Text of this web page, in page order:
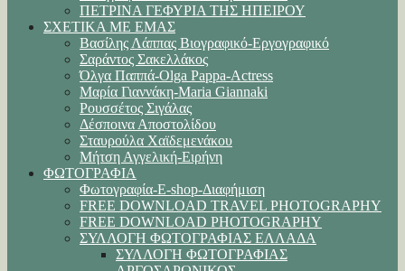
ΠΕΤΡΙΝΑ ΓΕΦΥΡΙΑ ΤΗΣ ΗΠΕΙΡΟΥ
ΣΧΕΤΙΚΑ ΜΕ ΕΜΑΣ
Βασίλης Λάππας Βιογραφικό-Εργογραφικό
Σαράντος Σακελλάκος
Όλγα Παππά-Olga Pappa-Αctress
Μαρία Γιαννάκη-Maria Giannaki
Ρουσσέτος Σιγάλας
Δέσποινα Αποστολίδου
Σταυρούλα Χαϊδεμενάκου
Μήτση Αγγελική-Ειρήνη
ΦΩΤΟΓΡΑΦΙΑ
Φωτογραφία-E-shop-Διαφήμιση
FREE DOWNLOAD TRAVEL PHOTOGRAPHY
FREE DOWNLOAD PHOTOGRAPHY
ΣΥΛΛΟΓΗ ΦΩΤΟΓΡΑΦΙΑΣ ΕΛΛΑΔΑ
ΣΥΛΛΟΓΗ ΦΩΤΟΓΡΑΦΙΑΣ